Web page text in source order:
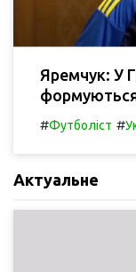
Яремчук: У
#Футболіст #
Актуальне